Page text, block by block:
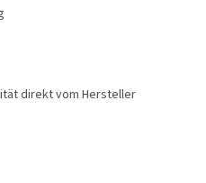
direkt vom Hersteller